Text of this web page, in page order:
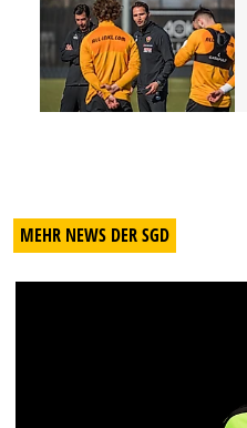
MEHR NEWS DER SGD